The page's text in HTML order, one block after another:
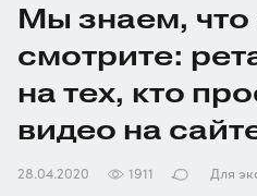
Мы знаем, что
смотрите:
на тех, кто
видео на
28.04.2020 1911 Для